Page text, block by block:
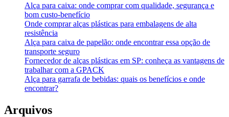
Alça para caixa: onde comprar com qualidade, segurança e
bom custo-benefício
Onde comprar alças plásticas para embalagens de alta
resistência
Alça para caixa de papelão: onde encontrar essa opção de
transporte seguro
Fornecedor de alças plásticas em SP: conheça as vantagens de
trabalhar com a GPACK
Alça para garrafa de bebidas: quais os benefícios e onde
encontrar?
Arquivos